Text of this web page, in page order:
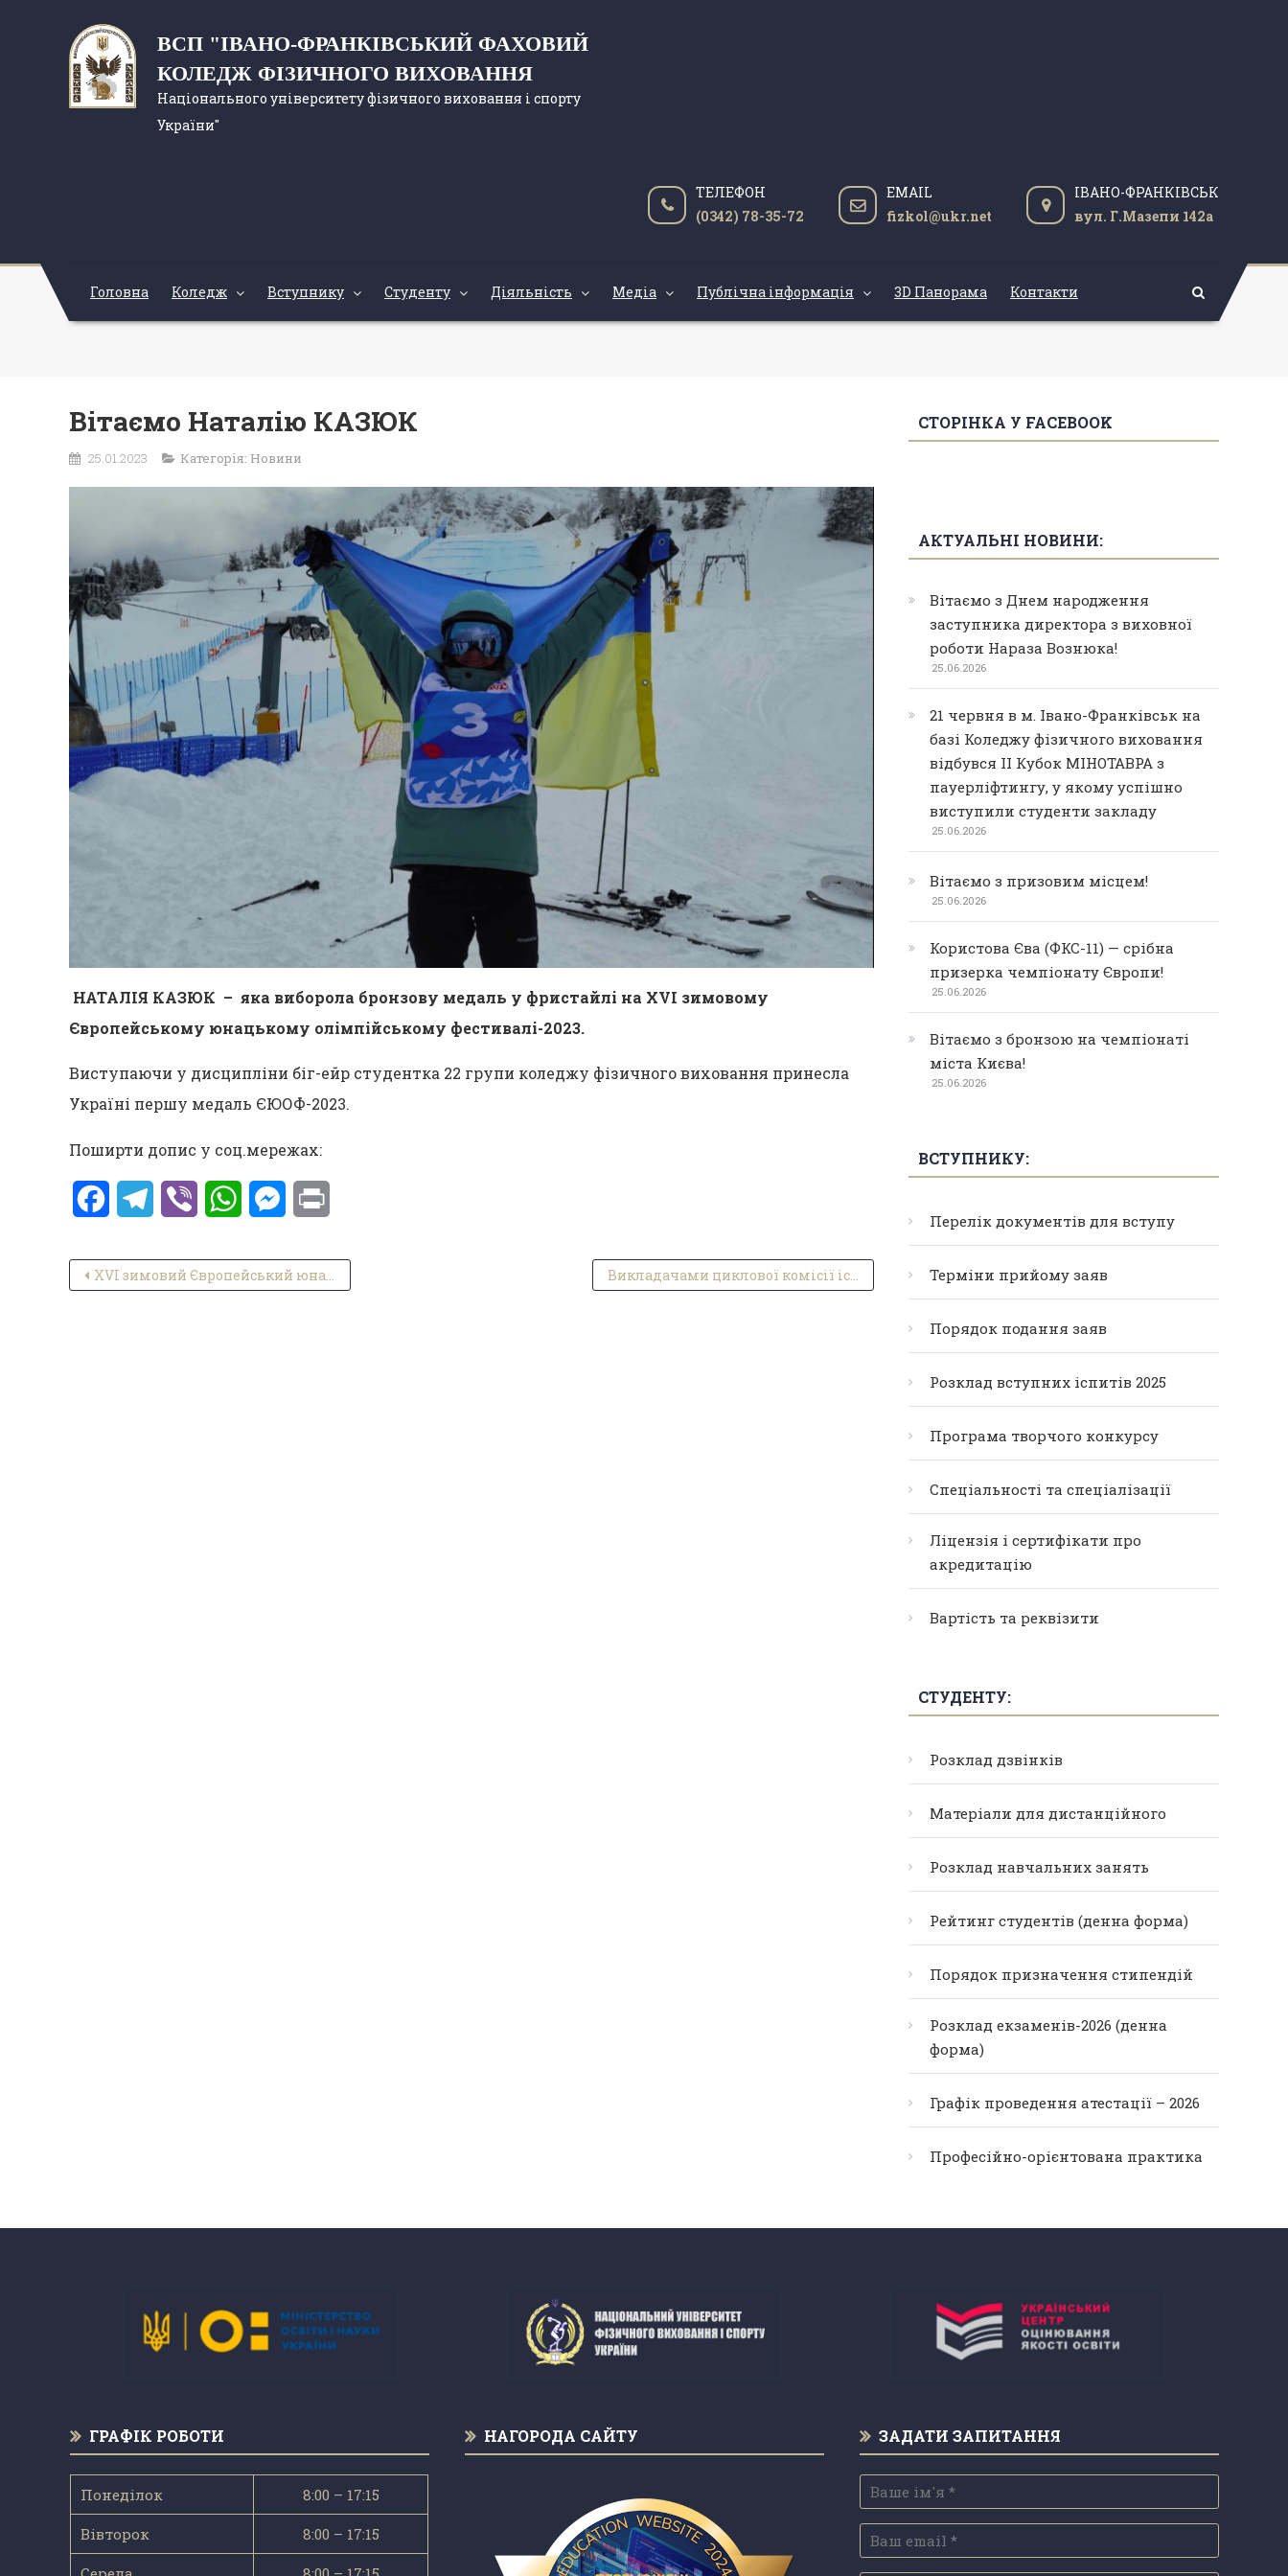
ВСП "ІВАНО-ФРАНКІВСЬКИЙ ФАХОВИЙ
КОЛЕДЖ ФІЗИЧНОГО ВИХОВАННЯ
Національного університету фізичного виховання і спорту
України"
ТЕЛЕФОН
(0342) 78-35-72
EMAIL
fizkol@ukr.net
ІВАНО-ФРАНКІВСЬК
вул. Г.Мазепи 142а
Головна Коледж Вступнику Студенту Діяльність Медіа Публічна інформація 3D Панорама Контакти
Вітаємо Наталію КАЗЮК
25.01.2023 Категорія: Новини
НАТАЛІЯ КАЗЮК – яка виборола бронзову медаль у фристайлі на XVI зимовому
Європейському юнацькому олімпійському фестивалі-2023.
Виступаючи у дисципліни біг-ейр студентка 22 групи коледжу фізичного виховання принесла
Україні першу медаль ЄЮОФ-2023.
Поширти допис у соц.мережах:
FacebookTelegram
Viber WhatsAppMessenger
Навігація записів
ХVI зимовий Європейський юнацький олімпійський фестиваль–2023 Викладачами циклової комісії історії вшановано пам‘ятні дні пам’яті жертв Героїв Крут
СТОРІНКА У FACEBOOK
АКТУАЛЬНІ НОВИНИ:
Вітаємо з Днем народження
заступника директора з виховної
роботи Нараза Вознюка!
25.06.2026
21 червня в м. Івано-Франківськ на
базі Коледжу фізичного виховання
відбувся ІІ Кубок МІНОТАВРА з
пауерліфтингу, у якому успішно
виступили студенти закладу
25.06.2026
Вітаємо з призовим місцем!
25.06.2026
Користова Єва (ФКС-11) — срібна
призерка чемпіонату Європи!
25.06.2026
Вітаємо з бронзою на чемпіонаті
міста Києва!
25.06.2026
ВСТУПНИКУ:
Перелік документів для вступу
Терміни прийому заяв
Порядок подання заяв
Розклад вступних іспитів 2025
Програма творчого конкурсу
Спеціальності та спеціалізації
Ліцензія і сертифікати про
акредитацію
Вартість та реквізити
СТУДЕНТУ:
Розклад дзвінків
Матеріали для дистанційного
Розклад навчальних занять
Рейтинг студентів (денна форма)
Порядок призначення стипендій
Розклад екзаменів-2026 (денна
форма)
Графік проведення атестації – 2026
Професійно-орієнтована практика
ГРАФІК РОБОТИ
Понеділок 8:00 – 17:15
Вівторок 8:00 – 17:15
НАГОРОДА САЙТУ ЗАДАТИ ЗАПИТАННЯ